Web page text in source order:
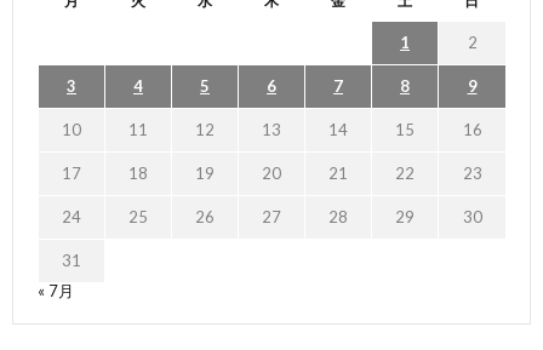
1 2
3 4 5 6 7 8 9
10 11 12 13 14 15 16
17 18 19 20 21 22 23
24 25 26 27 28 29 30
31
« 7月